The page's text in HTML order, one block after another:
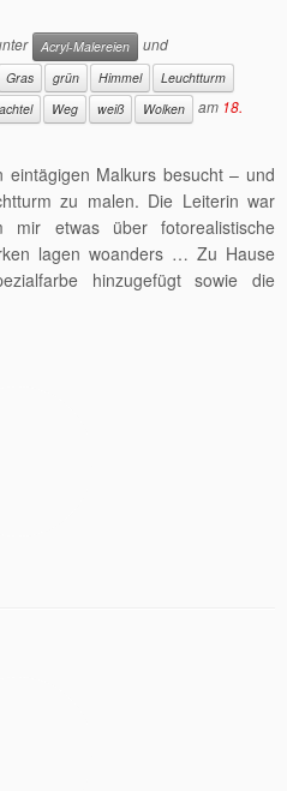
Acryl-Malereien
und
Gras grün Himmel
Leuchtturm
Weg weiß Wolken am 18.
Malkurs besucht – und
zu malen. Die Leiterin war
mir etwas über fotorealistische
lagen woanders … Zu Hause
hinzugefügt sowie die